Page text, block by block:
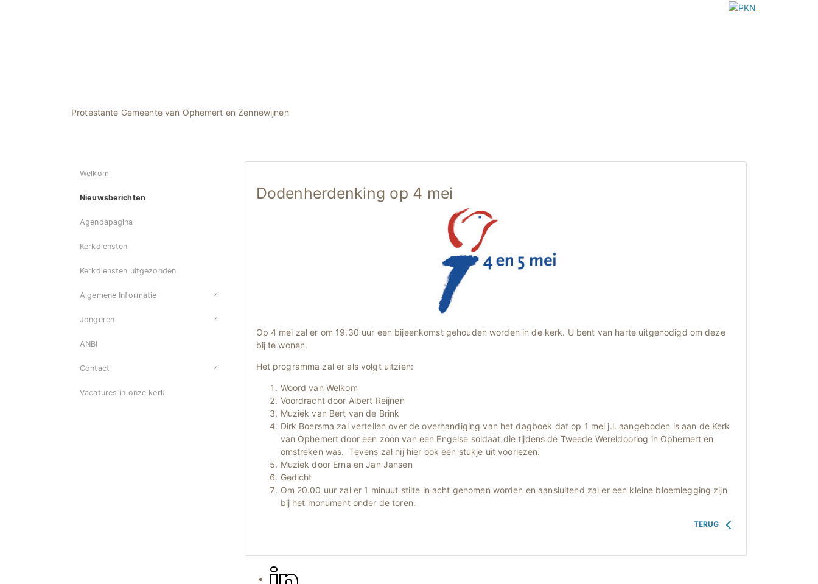
Protestante Gemeente van Ophemert en Zennewijnen
Welkom
Nieuwsberichten
Agendapagina
Kerkdiensten
Kerkdiensten uitgezonden
Algemene Informatie
Jongeren
ANBI
Contact
Vacatures in onze kerk
Dodenherdenking op 4 mei
Op 4 mei zal er om 19.30 uur een bijeenkomst gehouden worden in de kerk. U bent van harte uitgenodigd om deze
bij te wonen.
Het programma zal er als volgt uitzien:
Woord van Welkom
Voordracht door Albert Reijnen
Muziek van Bert van de Brink
Dirk Boersma zal vertellen over de overhandiging van het dagboek dat op 1 mei j.l. aangeboden is aan de Kerk
van Ophemert door een zoon van een Engelse soldaat die tijdens de Tweede Wereldoorlog in Ophemert en
omstreken was. Tevens zal hij hier ook een stukje uit voorlezen.
Muziek door Erna en Jan Jansen
Gedicht
Om 20.00 uur zal er 1 minuut stilte in acht genomen worden en aansluitend zal er een kleine bloemlegging zijn
bij het monument onder de toren.
TERUG